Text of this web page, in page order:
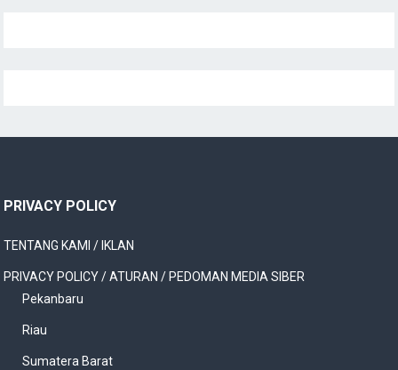
PRIVACY POLICY
TENTANG KAMI / IKLAN
PRIVACY POLICY / ATURAN / PEDOMAN MEDIA SIBER
Pekanbaru
Riau
Sumatera Barat